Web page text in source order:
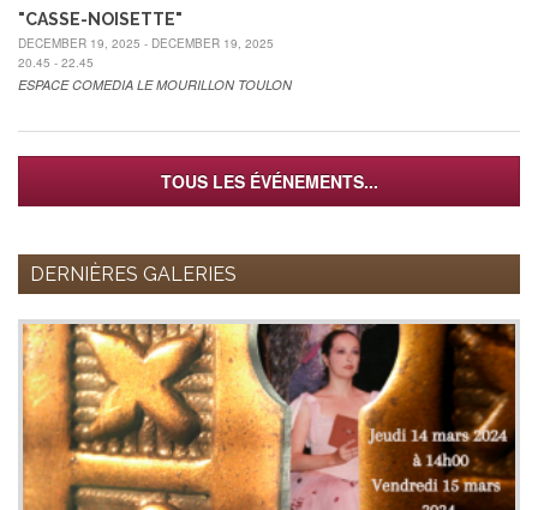
"CASSE-NOISETTE"
DECEMBER 19, 2025 - DECEMBER 19, 2025
20.45 - 22.45
ESPACE COMEDIA LE MOURILLON TOULON
TOUS LES ÉVÉNEMENTS...
DERNIÈRES GALERIES